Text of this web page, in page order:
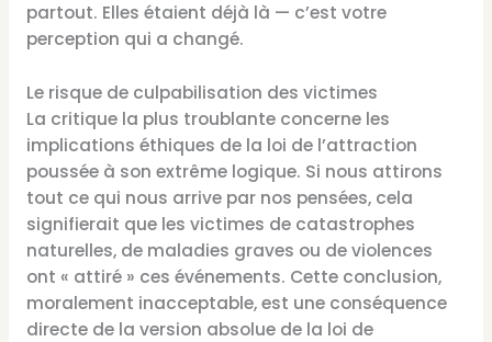
partout. Elles étaient déjà là — c’est votre
perception qui a changé.
Le risque de culpabilisation des victimes
La critique la plus troublante concerne les
implications éthiques de la loi de l’attraction
poussée à son extrême logique. Si nous attirons
tout ce qui nous arrive par nos pensées, cela
signifierait que les victimes de catastrophes
naturelles, de maladies graves ou de violences
ont « attiré » ces événements. Cette conclusion,
moralement inacceptable, est une conséquence
directe de la version absolue de la loi de